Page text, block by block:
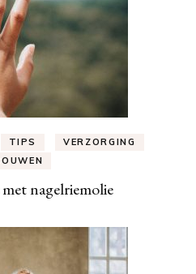
TIPS
VERZORGING
nagelriemolie